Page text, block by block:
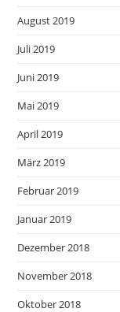
August 2019
Juli 2019
Juni 2019
Mai 2019
April 2019
März 2019
Februar 2019
Januar 2019
Dezember 2018
November 2018
Oktober 2018